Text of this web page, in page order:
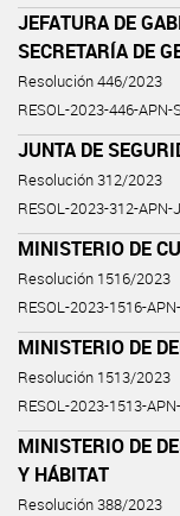
JEFATURA DE
SECRETARÍA DE
Resolución 446/2023
RESOL-2023-446-APN-
JUNTA DE
Resolución 312/2023
RESOL-2023-312-
MINISTERIO DE
Resolución 1516/2023
RESOL-2023-1516-
MINISTERIO DE
Resolución 1513/2023
RESOL-2023-1513-
MINISTERIO DE
Y HÁBITAT
Resolución 388/2023